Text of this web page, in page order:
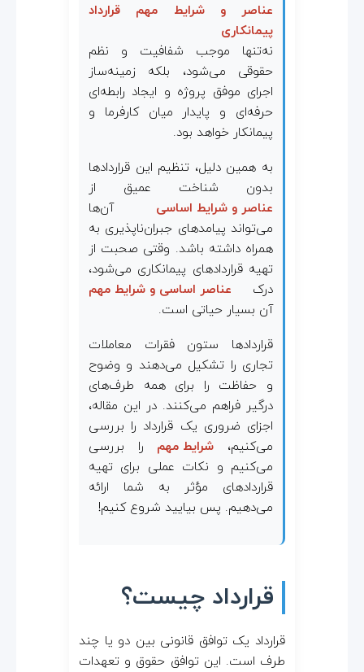
عناصر و شرایط مهم قرارداد
پیمانکاری
نه‌تنها موجب شفافیت و نظم
حقوقی می‌شود، بلکه زمینه‌ساز
اجرای موفق پروژه و ایجاد رابطه‌ای
حرفه‌ای و پایدار میان کارفرما و
پیمانکار خواهد بود.
به همین دلیل، تنظیم این قراردادها
بدون شناخت عمیق از
عناصر و شرایط اساسی آن‌ها
می‌تواند پیامدهای جبران‌ناپذیری به
همراه داشته باشد. وقتی صحبت از
تهیه قراردادهای پیمانکاری می‌شود،
درک عناصر اساسی و شرایط مهم
آن بسیار حیاتی است.
قراردادها ستون فقرات معاملات
تجاری را تشکیل می‌دهند و وضوح
و حفاظت را برای همه طرف‌های
درگیر فراهم می‌کنند. در این مقاله،
اجزای ضروری یک قرارداد را بررسی
می‌کنیم، شرایط مهم را بررسی
می‌کنیم و نکات عملی برای تهیه
قراردادهای مؤثر به شما ارائه
می‌دهیم. پس بیایید شروع کنیم!
قرارداد چیست؟
قرارداد یک توافق قانونی بین دو یا چند
طرف است. این توافق حقوق و تعهدات